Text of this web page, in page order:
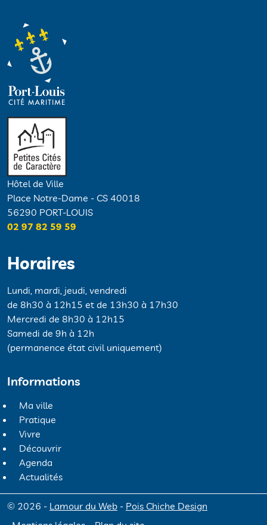
Hôtel de Ville
Place Notre-Dame - CS 40018
56290 PORT-LOUIS
02 97 82 59 59
Horaires
Lundi, mardi, jeudi, vendredi
de 8h30 à 12h15 et de 13h30 à 17h30
Mercredi de 8h30 à 12h15
Samedi de 9h à 12h
(permanence état civil uniquement)
Informations
Ma ville
Pratique
Vivre
Découvrir
Agenda
Actualités
© 2026 - Lamour du Web - Pois Chiche Design